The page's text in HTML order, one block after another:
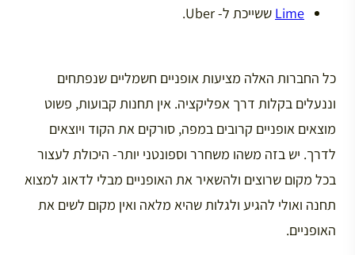
Lime ששייכת ל- Uber.
כל החברות האלה מציעות אופניים חשמליים שנפתחים
וננעלים בקלות דרך אפליקציה. אין תחנות קבועות, פשוט
מוצאים אופניים קרובים במפה, סורקים את הקוד ויוצאים
לדרך. יש בזה משהו משחרר וספונטני יותר- היכולת לעצור
בכל מקום שרוצים ולהשאיר את האופניים מבלי לדאוג למצוא
תחנה ואולי להגיע ולגלות שהיא מלאה ואין מקום לשים את
האופניים.